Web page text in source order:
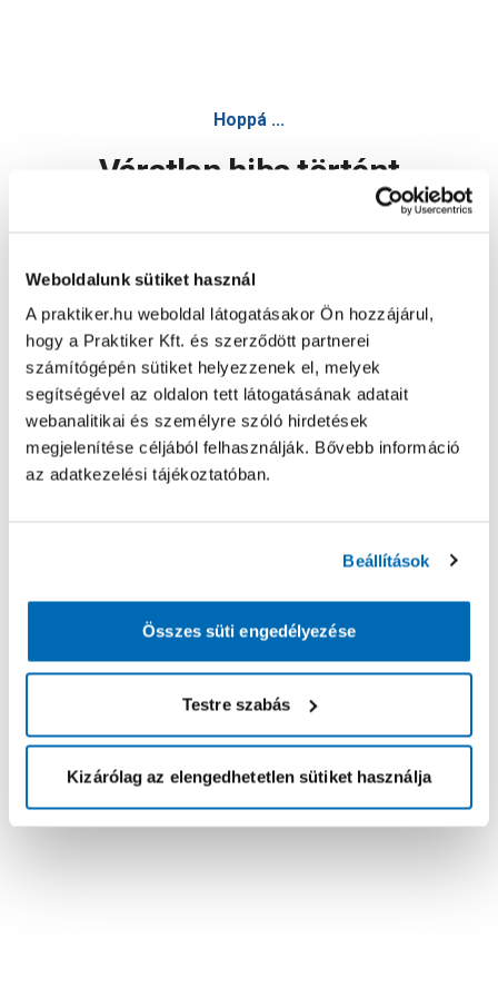
Weboldalunk sütiket használ
A praktiker.hu weboldal látogatásakor Ön hozzájárul,
hogy a Praktiker Kft. és szerződött partnerei
számítógépén sütiket helyezzenek el, melyek
segítségével az oldalon tett látogatásának adatait
webanalitikai és személyre szóló hirdetések
megjelenítése céljából felhasználják. Bővebb információ
az adatkezelési tájékoztatóban.
Beállítások
Összes süti engedélyezése
Testre szabás
Kizárólag az elengedhetetlen sütiket használja
Hoppá ...
Váratlan hiba történt
Oldal újratöltése